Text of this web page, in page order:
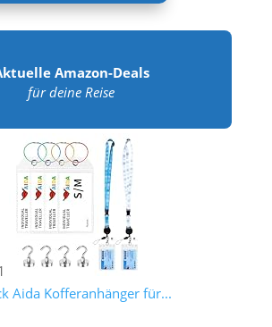
Amazon-Deals
für deine Reise
Aida Kofferanhänger für...